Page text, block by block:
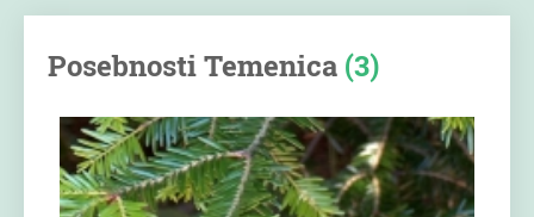
Posebnosti Temenica (3)